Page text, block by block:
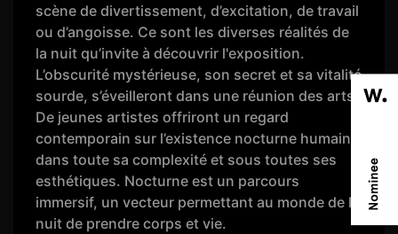
scène de divertissement, d’excitation, de travail
ou d’angoisse. Ce sont les diverses réalités de
la nuit qu’invite à découvrir l'exposition.
L’obscurité mystérieuse, son secret et sa vitalité
sourde, s’éveilleront dans une réunion des arts.
De jeunes artistes offriront un regard
contemporain sur l’existence nocturne humaine
dans toute sa complexité et sous toutes ses
esthétiques. Nocturne est un parcours
immersif, un vecteur permettant au monde de la
nuit de prendre corps et vie.